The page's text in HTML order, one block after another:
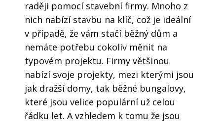
raději pomocí stavební firmy. Mnoho z
nich nabízí stavbu na klíč, což je ideální
v případě, že vám stačí běžný dům a
nemáte potřebu cokoliv měnit na
typovém projektu. Firmy většinou
nabízí svoje projekty, mezi kterými jsou
jak dražší domy, tak běžné bungalovy,
které jsou velice populární už celou
řádku let. A vzhledem k tomu že jsou